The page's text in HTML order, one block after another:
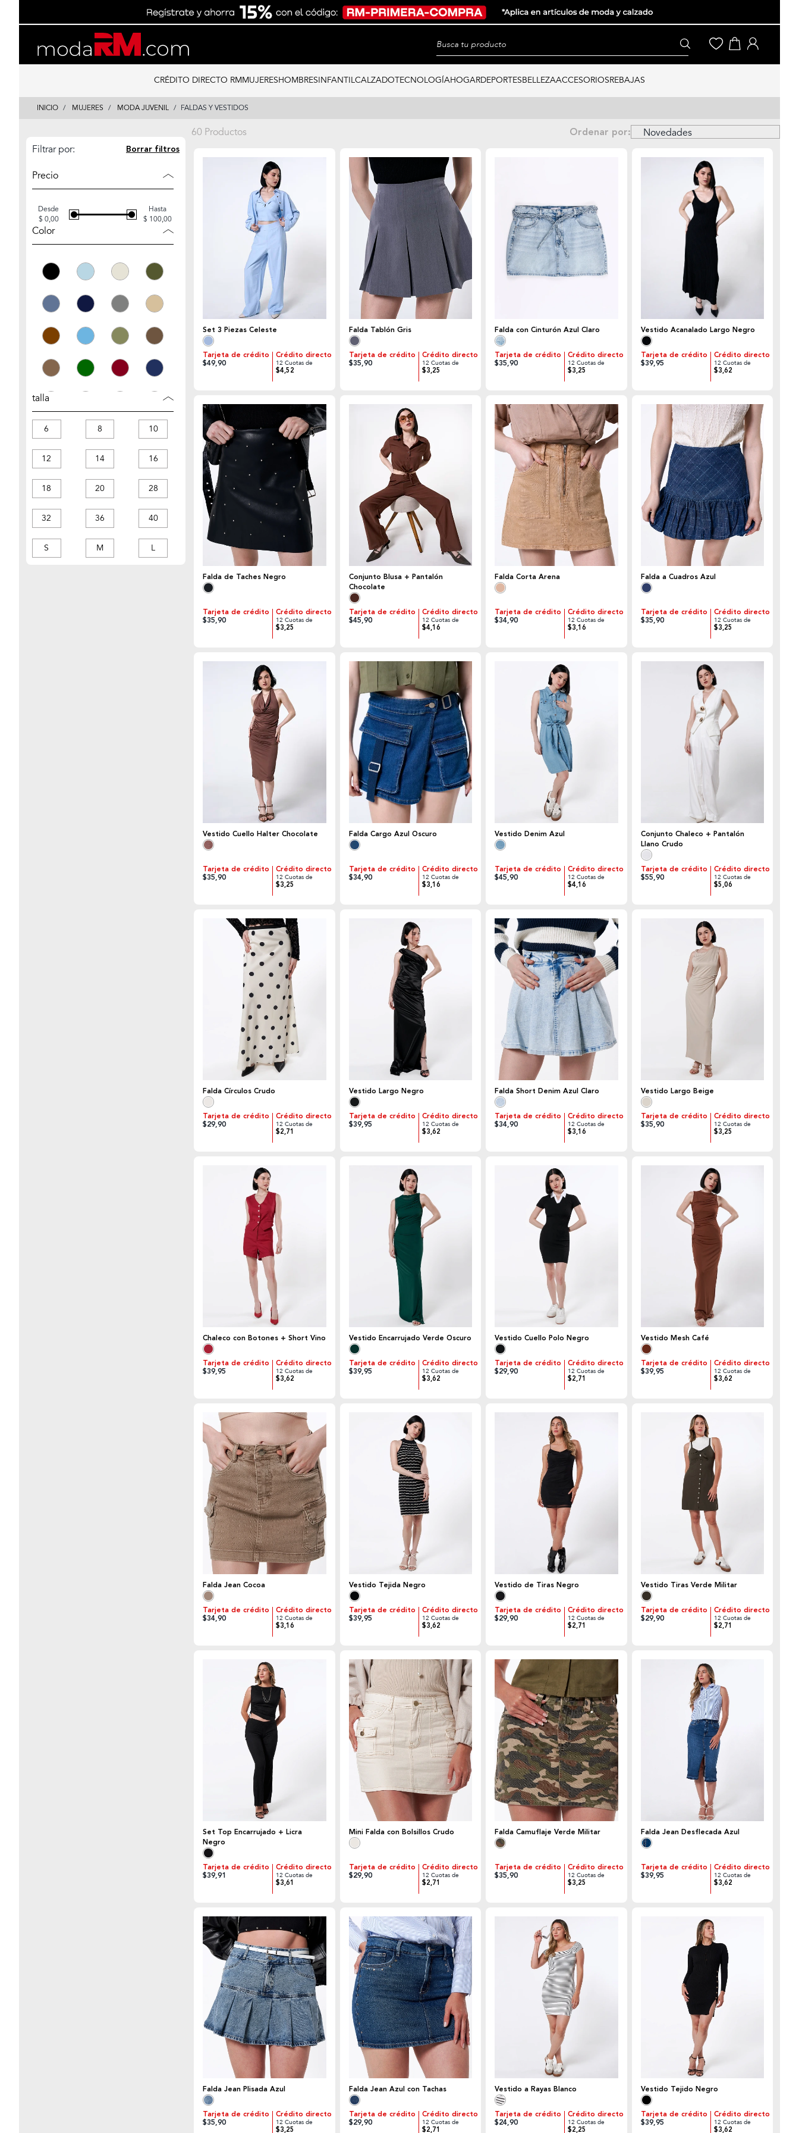
content
navigation
CRÉDITO DIRECTO RMMUJERESHOMBRESINFANTILCALZADOTECNOLOGÍAHOGARDEPORTESBELLEZAACCESORIOSREBAJAS
INICIO MUJERES MODA JUVENIL FALDAS Y VESTIDOS
Filtrar por: Borrar filtros
Precio
Desde
$ 0,00
Hasta
$ 100,00
Color
talla
6 8 10
12 14 16
18 20 28
32 36 40
S M L
Ordenar por:
60 Productos
Set 3 Piezas Celeste
Tarjeta de crédito
$49,90
Crédito directo
12 Cuotas de
$4,52
Falda Tablón Gris
Tarjeta de crédito
$35,90
Crédito directo
12 Cuotas de
$3,25
Falda con Cinturón Azul Claro
Tarjeta de crédito
$35,90
Crédito directo
12 Cuotas de
$3,25
Vestido Acanalado Largo Negro
Tarjeta de crédito
$39,95
Crédito directo
12 Cuotas de
$3,62
Falda de Taches Negro
Tarjeta de crédito
$35,90
Crédito directo
12 Cuotas de
$3,25
Conjunto Blusa + Pantalón
Chocolate
Tarjeta de crédito
$45,90
Crédito directo
12 Cuotas de
$4,16
Falda Corta Arena
Tarjeta de crédito
$34,90
Crédito directo
12 Cuotas de
$3,16
Falda a Cuadros Azul
Tarjeta de crédito
$35,90
Crédito directo
12 Cuotas de
$3,25
Vestido Cuello Halter Chocolate
Tarjeta de crédito
$35,90
Crédito directo
12 Cuotas de
$3,25
Falda Cargo Azul Oscuro
Tarjeta de crédito
$34,90
Crédito directo
12 Cuotas de
$3,16
Vestido Denim Azul
Tarjeta de crédito
$45,90
Crédito directo
12 Cuotas de
$4,16
Conjunto Chaleco + Pantalón
Llano Crudo
Tarjeta de crédito
$55,90
Crédito directo
12 Cuotas de
$5,06
Falda Círculos Crudo
Tarjeta de crédito
$29,90
Crédito directo
12 Cuotas de
$2,71
Vestido Largo Negro
Tarjeta de crédito
$39,95
Crédito directo
12 Cuotas de
$3,62
Falda Short Denim Azul Claro
Tarjeta de crédito
$34,90
Crédito directo
12 Cuotas de
$3,16
Vestido Largo Beige
Tarjeta de crédito
$35,90
Crédito directo
12 Cuotas de
$3,25
Chaleco con Botones + Short Vino
Tarjeta de crédito
$39,95
Crédito directo
12 Cuotas de
$3,62
Vestido Encarrujado Verde Oscuro
Tarjeta de crédito
$39,95
Crédito directo
12 Cuotas de
$3,62
Vestido Cuello Polo Negro
Tarjeta de crédito
$29,90
Crédito directo
12 Cuotas de
$2,71
Vestido Mesh Café
Tarjeta de crédito
$39,95
Crédito directo
12 Cuotas de
$3,62
Falda Jean Cocoa
Tarjeta de crédito
$34,90
Crédito directo
12 Cuotas de
$3,16
Vestido Tejida Negro
Tarjeta de crédito
$39,95
Crédito directo
12 Cuotas de
$3,62
Vestido de Tiras Negro
Tarjeta de crédito
$29,90
Crédito directo
12 Cuotas de
$2,71
Vestido Tiras Verde Militar
Tarjeta de crédito
$29,90
Crédito directo
12 Cuotas de
$2,71
Set Top Encarrujado + Licra
Negro
Tarjeta de crédito
$39,91
Crédito directo
12 Cuotas de
$3,61
Mini Falda con Bolsillos Crudo
Tarjeta de crédito
$29,90
Crédito directo
12 Cuotas de
$2,71
Falda Camuflaje Verde Militar
Tarjeta de crédito
$35,90
Crédito directo
12 Cuotas de
$3,25
Falda Jean Desflecada Azul
Tarjeta de crédito
$39,95
Crédito directo
12 Cuotas de
$3,62
Falda Jean Plisada Azul
Tarjeta de crédito
$35,90
Crédito directo
12 Cuotas de
$3,25
Falda Jean Azul con Tachas
Tarjeta de crédito
$29,90
Crédito directo
12 Cuotas de
$2,71
Vestido a Rayas Blanco
Tarjeta de crédito
$24,90
Crédito directo
12 Cuotas de
$2,25
Vestido Tejido Negro
Tarjeta de crédito
$39,95
Crédito directo
12 Cuotas de
$3,62